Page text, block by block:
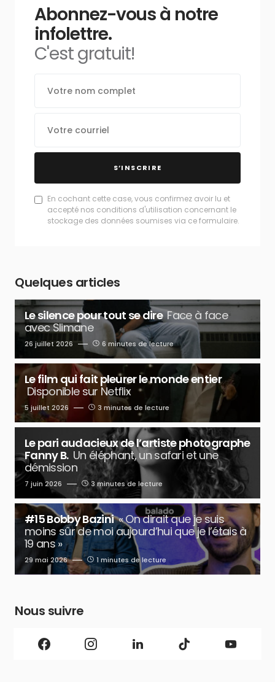
Abonnez-vous à notre
infolettre.
C'est gratuit!
S’INSCRIRE
En cochant cette case, vous confirmez avoir lu et
accepté nos conditions d'utilisation concernant le
stockage des données soumises via ce formulaire.
Quelques articles
Le silence pour tout se dire Face à face
avec Slimane
26 juillet 2026 6 minutes de lecture
Le film qui fait pleurer le monde entier
Disponible sur Netflix
5 juillet 2026 3 minutes de lecture
Le pari audacieux de l’artiste photographe
Fanny B. Un éléphant, un safari et une
démission
7 juin 2026 3 minutes de lecture
#15 Bobby Bazini « On dirait que je suis
moins sûr de moi aujourd’hui que je l’étais à
19 ans »
29 mai 2026 1 minutes de lecture
Nous suivre